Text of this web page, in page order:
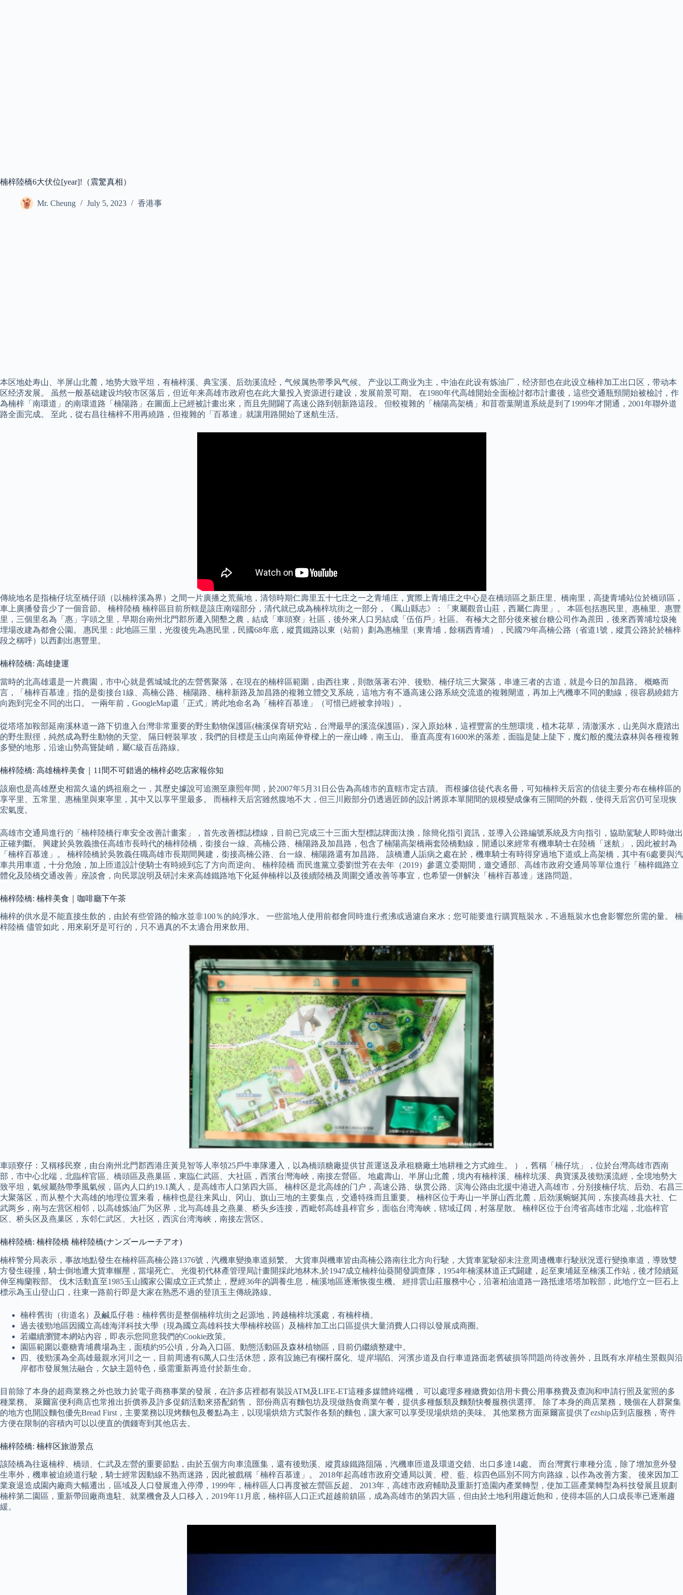
楠梓陸橋6大伏位[year]!（震驚真相）
Mr. Cheung July 5, 2023 香港事
本区地处寿山、半屏山北麓，地势大致平坦，有楠梓溪、典宝溪、后劲溪流经，气候属热带季风气候。 产业以工商业为主，中油在此设有炼油厂，经济部也在此设立楠梓加工出口区，带动本
区经济发展。 虽然一般基础建设均较市区落后，但近年来高雄市政府也在此大量投入资源进行建设，发展前景可期。 在1980年代高雄開始全面檢討都市計畫後，這些交通瓶頸開始被檢討，作
為楠梓「南環道」的南環道路「楠陽路」在圖面上已經被計畫出來，而且先開闢了高速公路到朝新路這段。 但較複雜的「楠陽高架橋」和苜蓿葉閘道系統是到了1999年才開通，2001年聯外道
路全面完成。 至此，從右昌往楠梓不用再繞路，但複雜的「百慕達」就讓用路開始了迷航生活。
傳統地名是指楠仔坑至橋仔頭（以楠梓溪為界）之間一片廣播之荒蕪地，清領時期仁壽里五十七庄之一之青埔庄，實際上青埔庄之中心是在橋頭區之新庄里、橋南里，高捷青埔站位於橋頭區，
車上廣播發音少了一個音節。 楠梓陸橋 楠梓區目前所轄是該庄南端部分，清代就已成為楠梓坑街之一部分，《鳳山縣志》：「東屬觀音山莊，西屬仁壽里」。 本區包括惠民里、惠楠里、惠豐
里，三個里名為「惠」字頭之里，早期台南州北門郡所遷入開墾之農，結成「車頭寮」社區，後外來人口另結成「伍佰戶」社區。 有極大之部分後來被台糖公司作為蔗田，後來西菁埔垃圾掩
埋場改建為都會公園。 惠民里：此地區三里，光復後先為惠民里，民國68年底，縱貫鐵路以東（站前）劃為惠楠里（東青埔，餘稱西青埔），民國79年高楠公路（省道1號，縱貫公路於於楠梓
段之稱呼）以西劃出惠豐里。
楠梓陸橋: 高雄捷運
當時的北高雄還是一片農園，市中心就是舊城城北的左營舊聚落，在現在的楠梓區範圍，由西往東，則散落著右沖、後勁、楠仔坑三大聚落，串連三者的古道，就是今日的加昌路。 概略而
言，「楠梓百慕達」指的是銜接台1線、高楠公路、楠陽路、楠梓新路及加昌路的複雜立體交叉系統，這地方有不遜高速公路系統交流道的複雜閘道，再加上汽機車不同的動線，很容易繞錯方
向跑到完全不同的出口。 一兩年前，GoogleMap還「正式」將此地命名為「楠梓百慕達」（可惜已經被拿掉啦）。
從塔塔加鞍部延南溪林道一路下切進入台灣非常重要的野生動物保護區(楠溪保育研究站，台灣最早的溪流保護區)，深入原始林，這裡豐富的生態環境，植木花草，清澈溪水，山羌與水鹿踏出
的野生獸徑，純然成為野生動物的天堂。 隔日輕裝單攻，我們的目標是玉山向南延伸脊樑上的一座山峰，南玉山。 垂直高度有1600米的落差，面臨是陡上陡下，魔幻般的魔法森林與各種複雜
多變的地形，沿途山勢高聳陡峭，屬C級百岳路線。
楠梓陸橋: 高雄楠梓美食｜11間不可錯過的楠梓必吃店家報你知
該廟也是高雄歷史相當久遠的媽祖廟之一，其歷史據說可追溯至康熙年間，於2007年5月31日公告為高雄市的直轄市定古蹟。 而根據信徒代表名冊，可知楠梓天后宮的信徒主要分布在楠梓區的
享平里、五常里、惠楠里與東寧里，其中又以享平里最多。 而楠梓天后宮雖然腹地不大，但三川殿部分仍透過匠師的設計將原本單開間的規模變成像有三開間的外觀，使得天后宮仍可呈現恢
宏氣度。
高雄市交通局進行的「楠梓陸橋行車安全改善計畫案」，首先改善標誌標線，目前已完成三十三面大型標誌牌面汰換，除簡化指引資訊，並導入公路編號系統及方向指引，協助駕駛人即時做出
正確判斷。 興建於吳敦義擔任高雄市長時代的楠梓陸橋，銜接台一線、高楠公路、楠陽路及加昌路，包含了楠陽高架橋兩套陸橋動線，開通以來經常有機車騎士在陸橋「迷航」，因此被封為
「楠梓百慕達」。 楠梓陸橋於吳敦義任職高雄市長期間興建，銜接高楠公路、台一線、楠陽路還有加昌路。 該橋遭人詬病之處在於，機車騎士有時得穿過地下道或上高架橋，其中有6處要與汽
車共用車道，十分危險，加上匝道設計使騎士有時繞到忘了方向而逆向。 楠梓陸橋 而民進黨立委劉世芳在去年（2019）參選立委期間，邀交通部、高雄市政府交通局等單位進行「楠梓鐵路立
體化及陸橋交通改善」座談會，向民眾說明及研討未來高雄鐵路地下化延伸楠梓以及後續陸橋及周圍交通改善等事宜，也希望一併解決「楠梓百慕達」迷路問題。
楠梓陸橋: 楠梓美食｜咖啡廳下午茶
楠梓的供水是不能直接生飲的，由於有些管路的輸水並非100％的純淨水。 一些當地人使用前都會同時進行煮沸或過濾自來水；您可能要進行購買瓶裝水，不過瓶裝水也會影響您所需的量。 楠
梓陸橋 儘管如此，用來刷牙是可行的，只不過真的不太適合用來飲用。
車頭寮仔：又稱移民寮，由台南州北門郡西港庄黃見智等人率領25戶牛車隊遷入，以為橋頭糖廠提供甘蔗運送及承租糖廠土地耕種之方式維生。 ），舊稱「楠仔坑」，位於台灣高雄市西南
部，市中心北端，北臨梓官區、橋頭區及燕巢區，東臨仁武區、大社區，西濱台灣海峽，南接左營區。 地處壽山、半屏山北麓，境內有楠梓溪、楠梓坑溪、典寶溪及後勁溪流經，全境地勢大
致平坦，氣候屬熱帶季風氣候，區內人口約19.1萬人，是高雄市人口第四大區。 楠梓区是北高雄的门户，高速公路、纵贯公路、滨海公路由北援中港进入高雄市，分别接楠仔坑、后劲、右昌三
大聚落区，而从整个大高雄的地理位置来看，楠梓也是往来凤山、冈山、旗山三地的主要集点，交通特殊而且重要。 楠梓区位于寿山一半屏山西北麓，后劲溪蜿蜒其间，东接高雄县大社、仁
武两乡，南与左营区相邻，以高雄炼油厂为区界，北与高雄县之燕巢、桥头乡连接，西毗邻高雄县梓官乡，面临台湾海峡，辖域辽阔，村落星散。 楠梓区位于台湾省高雄市北端，北临梓官
区、桥头区及燕巢区，东邻仁武区、大社区，西滨台湾海峡，南接左营区。
楠梓陸橋: 楠梓陸橋 楠梓陸橋(ナンズールーチアオ)
楠梓警分局表示，事故地點發生在楠梓區高楠公路1376號，汽機車變換車道頻繁。 大貨車與機車皆由高楠公路南往北方向行駛，大貨車駕駛卻未注意周邊機車行駛狀況逕行變換車道，導致雙
方發生碰撞，騎士倒地遭大貨車輾壓，當場死亡。 光復初代林產管理局計畫開採此地林木,於1947成立楠梓仙葵開發調查隊，1954年楠溪林道正式闢建，起至東埔延至楠溪工作站，後才陸續延
伸至梅蘭鞍部。 伐木活動直至1985玉山國家公園成立正式禁止，歷經36年的調養生息，楠溪地區逐漸恢復生機。 經排雲山莊服務中心，沿著柏油道路一路抵達塔塔加鞍部，此地佇立一巨石上
標示為玉山登山口，往東一路前行即是大家在熟悉不過的登頂玉主傳統路線。
楠梓舊街（街道名）及鹹瓜仔巷：楠梓舊街是整個楠梓坑街之起源地，跨越楠梓坑溪處，有楠梓橋。
過去後勁地區因國立高雄海洋科技大學（現為國立高雄科技大學楠梓校區）及楠梓加工出口區提供大量消費人口得以發展成商圈。
若繼續瀏覽本網站內容，即表示您同意我們的Cookie政策。
園區範圍以臺糖青埔農場為主，面積約95公頃，分為入口區、動態活動區及森林植物區，目前仍繼續整建中。
四、後勁溪為全高雄最親水河川之一，目前周邊有6萬人口生活休憩，原有設施已有欄杆腐化、堤岸塌陷、河濱步道及自行車道路面老舊破損等問題尚待改善外，且既有水岸植生景觀與沿
岸都市發展無法融合，欠缺主題特色，亟需重新再造付於新生命。
目前除了本身的超商業務之外也致力於電子商務事業的發展，在許多店裡都有裝設ATM及LIFE-ET這種多媒體終端機， 可以處理多種繳費如信用卡費公用事務費及查詢和申請行照及駕照的多
種業務。 萊爾富便利商店也常推出折價券及許多促銷活動來搭配銷售， 部份商店有麵包坊及現做熱食商業午餐，提供多種飯類及麵類快餐服務供選擇。 除了本身的商店業務，幾個在人群聚集
的地方也開設麵包優先Bread First，主要業務以現烤麵包及餐點為主，以現場烘焙方式製作各類的麵包，讓大家可以享受現場烘焙的美味。 其他業務方面萊爾富提供了ezship店到店服務，寄件
方便在限制的容積內可以以便直的價錢寄到其他店去。
楠梓陸橋: 楠梓区旅游景点
該陸橋為往返楠梓、橋頭、仁武及左營的重要節點，由於五個方向車流匯集，還有後勁溪、縱貫線鐵路阻隔，汽機車匝道及環道交錯、出口多達14處。 而台灣實行車種分流，除了增加意外發
生率外，機車被迫繞道行駛，騎士經常因動線不熟而迷路，因此被戲稱「楠梓百慕達」。 2018年起高雄市政府交通局以黃、橙、藍、棕四色區別不同方向路線，以作為改善方案。 後來因加工
業衰退造成園內廠商大幅遷出，區域及人口發展進入停滯，1999年，楠梓區人口再度被左營區反超。 2013年，高雄市政府輔助及重新打造園內產業轉型，使加工區產業轉型為科技發展且規劃
楠梓第二園區，重新帶回廠商進駐、就業機會及人口移入，2019年11月底，楠梓區人口正式超越前鎮區，成為高雄市的第四大區，但由於土地利用趨近飽和，使得本區的人口成長率已逐漸趨
緩。